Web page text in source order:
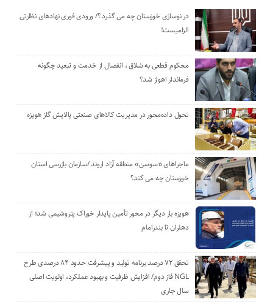
در نوسازی خوزستان چه می گذرد ؟/ ورودی فوری نهادهای نظارتی
الزامیست!
محکوم قطعی به شلاق ، انفصال از خدمت و تبعید چگونه
فرماندار اهواز شد؟
تحول داده‌محور در مدیریت کالاهای صنعتی پالایش گاز هویزه
ماجراهای «سوسن» منطقه آزاد اروند /سازمان بازرسی استان
خوزستان چه می کند؟
هویزه بار دیگر در محور تأمین پایدار خوراک پتروشیمی شد؛ از
دهلران تا بندرامام
تحقق ۷۲ درصد برنامه تولید و پیشرفت حدود ۸۴ درصدی طرح
NGL فاز دوم/ افزایش ظرفیت و بهبود عملکرد، اولویت اصلی
سال جاری